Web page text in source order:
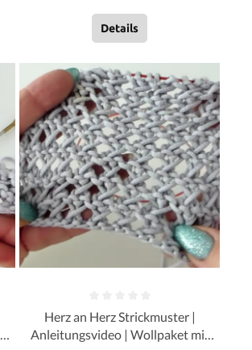
Details
Herz an Herz Strickmuster |
Anleitungsvideo | Wollpaket mit